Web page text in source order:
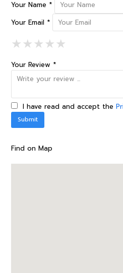
Your Name *
Your Email *
★1 Star
★★2 Stars
★★★3
★★★★4
★★★★★5
Your Review *
I have read and accept the
Find on Map